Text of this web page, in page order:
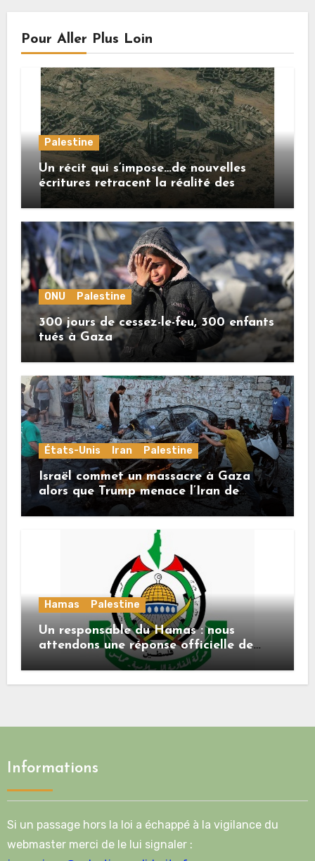
Pour Aller Plus Loin
Palestine
Un récit qui s’impose…de nouvelles
écritures retracent la réalité des
crimes sionistes à Gaza
ONU Palestine
300 jours de cessez-le-feu, 300 enfants
tués à Gaza
États-Unis Iran Palestine
Israël commet un massacre à Gaza
alors que Trump menace l’Iran de
«décapitation»
Hamas Palestine
Un responsable du Hamas : nous
attendons une réponse officielle de
Mladenov concernant la feuille de
Informations
Si un passage hors la loi a échappé à la vigilance du
webmaster merci de le lui signaler :